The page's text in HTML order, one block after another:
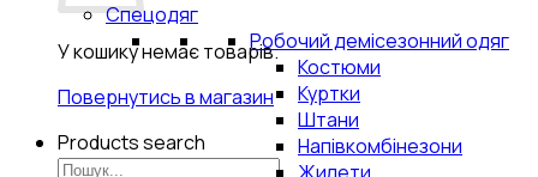
У кошику немає товарів.
Повернутись в магазин
Products search
Спецодяг
Робочий демісезонний одяг
Костюми
Куртки
Штани
Напівкомбінезони